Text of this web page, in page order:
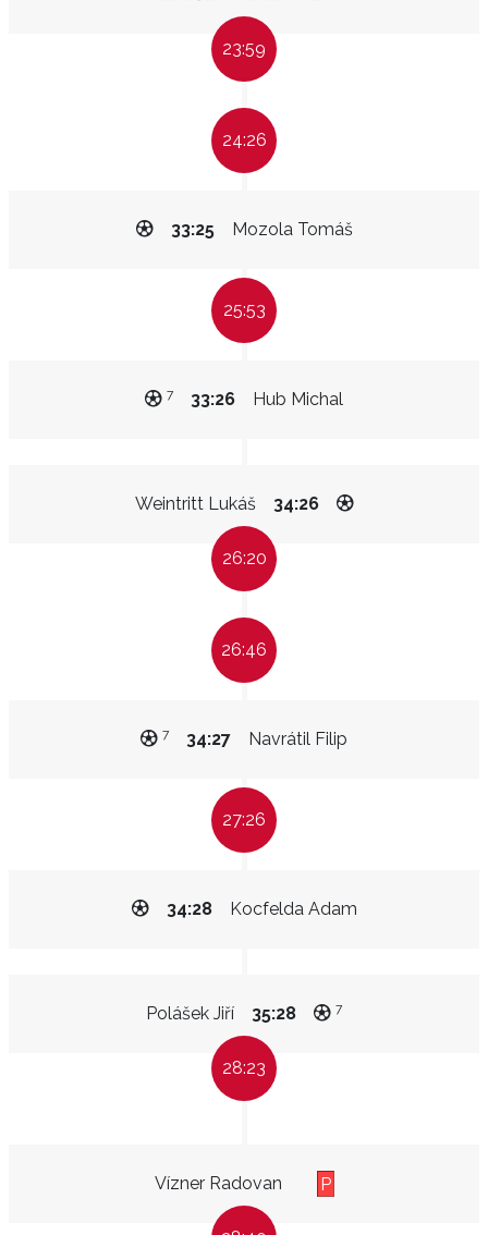
23:59
24:26
Mozola Tomáš
33:25
25:53
Hub Michal
33:26
7
Weintritt Lukáš 34:26
26:20
26:46
Navrátil Filip
34:27
7
27:26
Kocfelda Adam
34:28
Polášek Jiří 35:28 7
28:23
Vízner Radovan P